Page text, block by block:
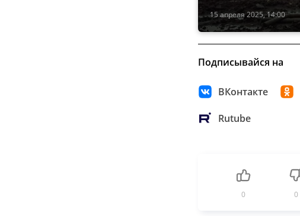
15 апреля 2025, 14:00
Подписывайся на
ВКонтакте
Rutube
0 0